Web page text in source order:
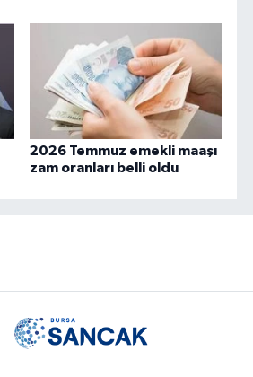
2026 Temmuz emekli maaşı
zam oranları belli oldu